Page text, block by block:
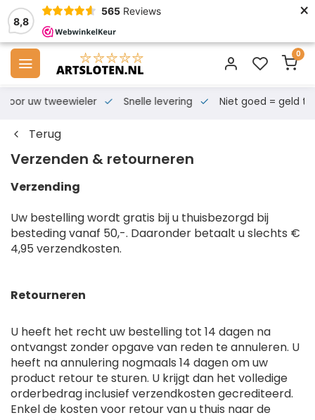
8,8
565 Reviews ×
0
voor uw tweewieler Snelle levering Niet goed = geld
Terug
Verzenden & retourneren
Verzending
Uw bestelling wordt gratis bij u thuisbezorgd bij
besteding vanaf 50,-. Daaronder betaalt u slechts €
4,95 verzendkosten.
Retourneren
U heeft het recht uw bestelling tot 14 dagen na
ontvangst zonder opgave van reden te annuleren. U
heeft na annulering nogmaals 14 dagen om uw
product retour te sturen. U krijgt dan het volledige
orderbedrag inclusief verzendkosten gecrediteerd.
Enkel de kosten voor retour van u thuis naar de